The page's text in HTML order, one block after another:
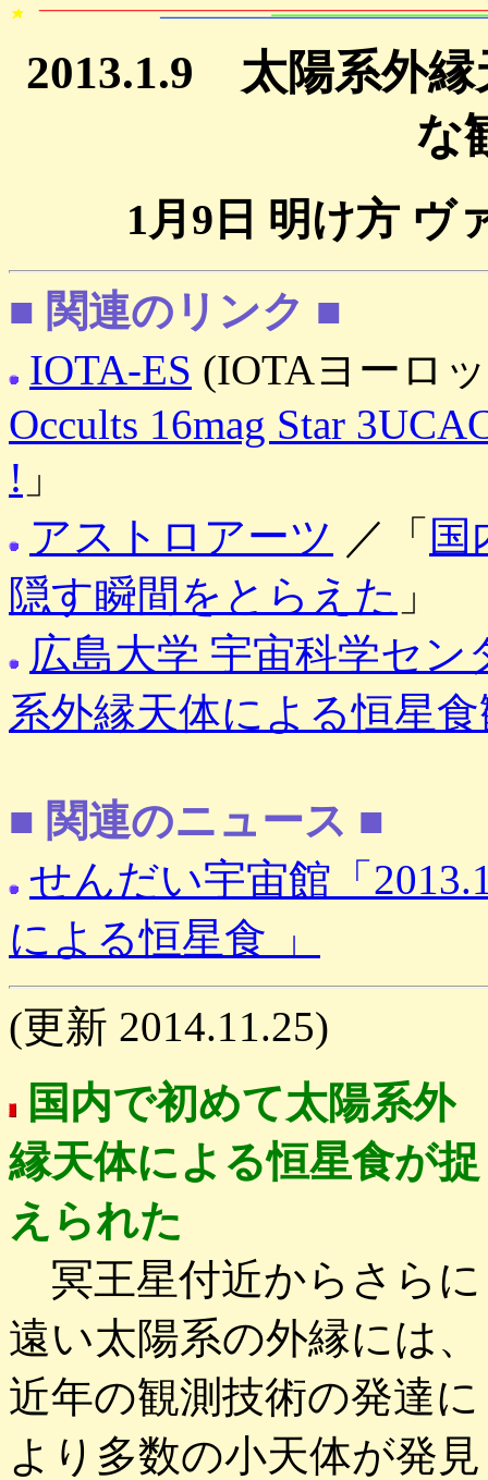
2013.1.9 太陽系外縁
な
1月9日 明け方 ヴ
■ 関連のリンク ■
IOTA-ES (IOTAヨーロ
Occults 16mag Star
! 」
アストロアーツ ／「 国
隠す瞬間をとらえた 」
広島大学 宇宙科学セン
系外縁天体による恒星
■ 関連のニュース ■
せんだい宇宙館「
による恒星食 」
(更新 2014.11.25)
国内で初めて太陽系外
縁天体による恒星食が捉
えられた
冥王星付近からさらに
遠い太陽系の外縁には、
近年の観測技術の発達に
より多数の小天体が発見